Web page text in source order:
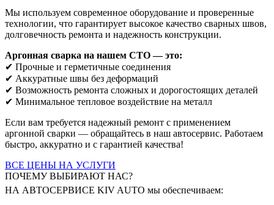
Мы используем современное оборудование и проверенные
технологии, что гарантирует высокое качество сварных швов,
долговечность ремонта и надежность конструкции.
Аргонная сварка на нашем СТО — это:
✔ Прочные и герметичные соединения
✔ Аккуратные швы без деформаций
✔ Возможность ремонта сложных и дорогостоящих деталей
✔ Минимальное тепловое воздействие на металл
Если вам требуется надежный ремонт с применением
аргонной сварки — обращайтесь в наш автосервис. Работаем
быстро, аккуратно и с гарантией качества!
ВСЕ ЦЕНЫ НА УСЛУГИ
ПОЧЕМУ ВЫБИРАЮТ НАС?
НА АВТОСЕРВИСЕ KIV AUTO мы обеспечиваем: